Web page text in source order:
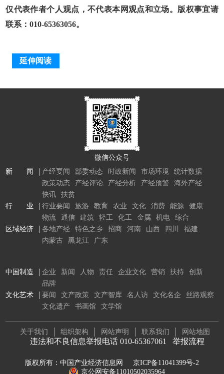
仅代表作者个人观点，不代表本网观点和立场。版权事宜请
联系：010-65363056。
延伸阅读
微信公众号
新 闻
产经要闻 部委动态 时政新闻 市场环境
统计数据
政策动态
产经评论 产经分析 产经预警
海外产经
快讯
扶贫
行 业
行业要闻 旅游 教育 农业 文化 消费 能源
健康
物流
通信 建筑 轻工 化工 金属 机电
综合
区域经济
各地产经 特色之乡 招商 河南 山西 四川
福建
内蒙古
黑龙江 广东
中国制造 企业 新闻 人物 责任 企业文化 营销 扶持
创新
品牌
文化艺术
要闻 文产政策 文产智库 名人访 文化名企
丝路观察
文化遗产
书画馆 文学馆
关于我们 组织架构 网站声明 联系我们 网站地图
违法和不良信息举报电话 010-65367061 举报流程
版权所有：中国产业经济信息网
京ICP备11041399号-2
京公网安备11010502035964